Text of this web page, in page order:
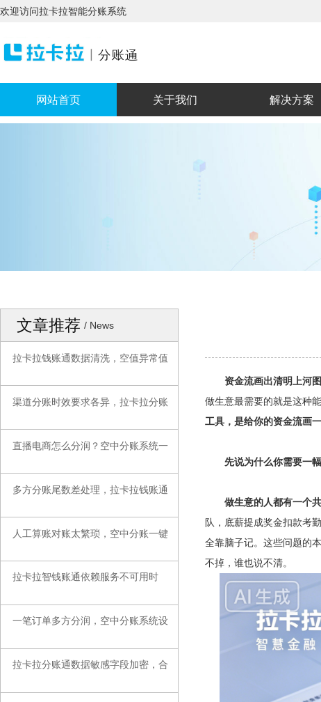
欢迎访问拉卡拉智能分账系统
网站首页 关于我们 解决方案
文章推荐 / News
拉卡拉钱账通数据清洗，空值异常值
渠道分账时效要求各异，拉卡拉分账
直播电商怎么分润？空中分账系统一
多方分账尾数差处理，拉卡拉钱账通
人工算账对账太繁琐，空中分账一键
拉卡拉智钱账通依赖服务不可用时
一笔订单多方分润，空中分账系统设
拉卡拉分账通数据敏感字段加密，合
资金流画出清明上河
做生意最需要的就是这种
工具，是给你的资金流画
先说为什么你需要一
做生意的人都有一个
队，底薪提成奖金扣款考
全靠脑子记。这些问题的
不掉，谁也说不清。